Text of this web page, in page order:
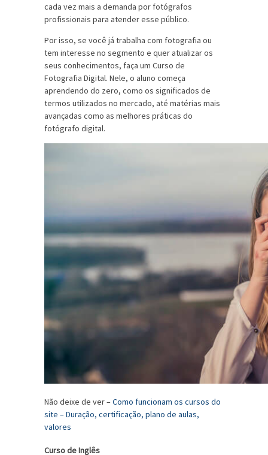
cada vez mais a demanda por fotógrafos
profissionais para atender esse público.
Por isso, se você já trabalha com fotografia ou
tem interesse no segmento e quer atualizar os
seus conhecimentos, faça um Curso de
Fotografia Digital. Nele, o aluno começa
aprendendo do zero, como os significados de
termos utilizados no mercado, até matérias mais
avançadas como as melhores práticas do
fotógrafo digital.
Não deixe de ver –Como funcionam os cursos do
site – Duração, certificação, plano de aulas,
valores
Curso de Inglês